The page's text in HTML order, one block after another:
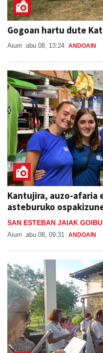
Gogoan hartu dute
Aiurri abu 08, 13:24 ANDOAIN
Kantujira, auzo-afaria
asteburuko
SAN ESTEBAN JAIAK
Aiurri abu 08, 09:31 ANDOAIN